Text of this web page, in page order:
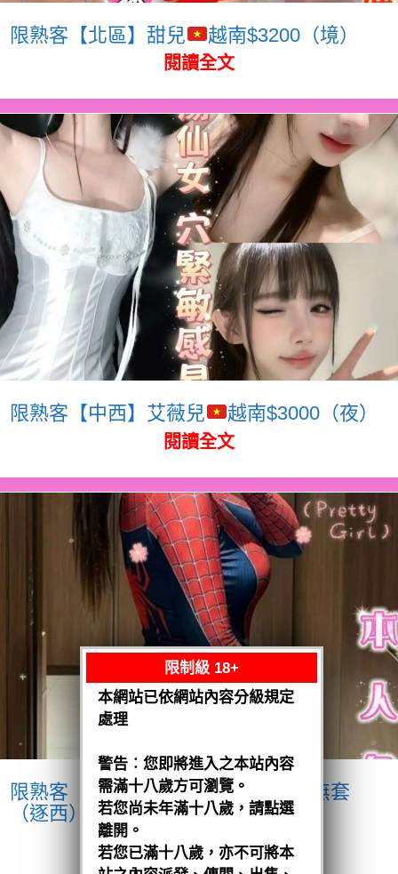
限熟客【北區】甜兒 越南$3200（境）
閱讀全文
限熟客【中西】艾薇兒 越南$3000（夜）
閱讀全文
限熟客【北區】小璇
馬來$2000 .無套
（逐西）
閱讀全文
限制級 18+
本網站已依網站內容分級規定
處理
警告︰您即將進入之本站內容
需滿十八歲方可瀏覽。
若您尚未年滿十八歲，請點選
離開。
若您已滿十八歲，亦不可將本